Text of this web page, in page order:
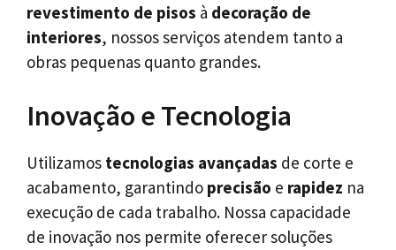
revestimento de pisos à decoração de
interiores, nossos serviços atendem tanto a
obras pequenas quanto grandes.
Inovação e Tecnologia
Utilizamos tecnologias avançadas de corte e
acabamento, garantindo precisão e rapidez na
execução de cada trabalho. Nossa capacidade
de inovação nos permite oferecer soluções